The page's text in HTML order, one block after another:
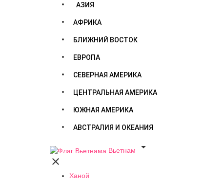
АЗИЯ
АФРИКА
БЛИЖНИЙ ВОСТОК
ЕВРОПА
СЕВЕРНАЯ АМЕРИКА
ЦЕНТРАЛЬНАЯ АМЕРИКА
ЮЖНАЯ АМЕРИКА
АВСТРАЛИЯ И ОКЕАНИЯ
Вьетнам


Ханой